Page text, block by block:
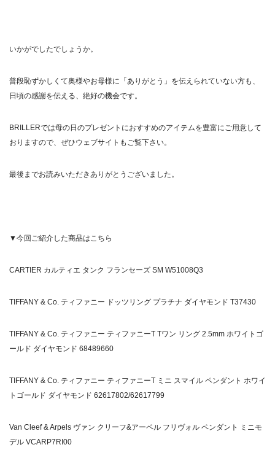
いかがでしたでしょうか。
普段恥ずかしくて奥様やお母様に「ありがとう」を伝えられていない方も、
日頃の感謝を伝える、絶好の機会です。
BRILLERでは母の日のプレゼントにおすすめのアイテムを豊富にご用意して
おりますので、ぜひウェブサイト もご覧下さい。
最後までお読みいただきありがとうございました。
▼今回ご紹介した商品はこちら
CARTIER カルティエ タンク フランセーズ SM W51008Q3
TIFFANY & Co. ティファニー ドッツリング プラチナ ダイヤモンド T37430
TIFFANY & Co. ティファニー ティファニーT Tワン リング 2.5mm ホワイトゴ
ールド ダイヤモンド 68489660
TIFFANY & Co. ティファニー ティファニーT ミニ スマイル ペンダント ホワイ
トゴールド ダイヤモンド 62617802/62617799
Van Cleef & Arpels ヴァン クリーフ&アーペル フリヴォル ペンダント ミニモ
デル VCARP7RI00